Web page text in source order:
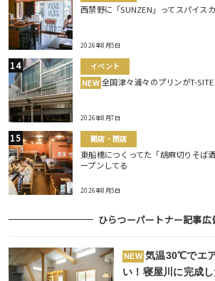
西禁野に「SUNZEN」ってスパイス
2026年8月5日
イベント
NEW 全国津々浦々のプリンがT-
2026年8月7日
開店・閉店
東船橋につくってた「胡麻切りそば
ープンしてる
2026年8月5日
ひらつーパートナー記事広
NEW 気温30℃でエ
い！寝屋川に完成